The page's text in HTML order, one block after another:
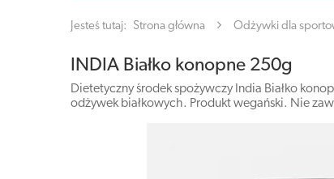
Jesteś tutaj: Strona główna Odżywki dla
INDIA Białko konopne 250g
Dietetyczny środek spożywczy India Białko
odżywek białkowych. Produkt wegański. Nie